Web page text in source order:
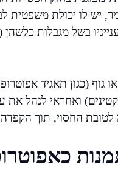
יש לו יכולת
בשל מגבלות
גוף (כגון תאגיד
ואחראי לנהל את
החסוי, תוך הקפדה